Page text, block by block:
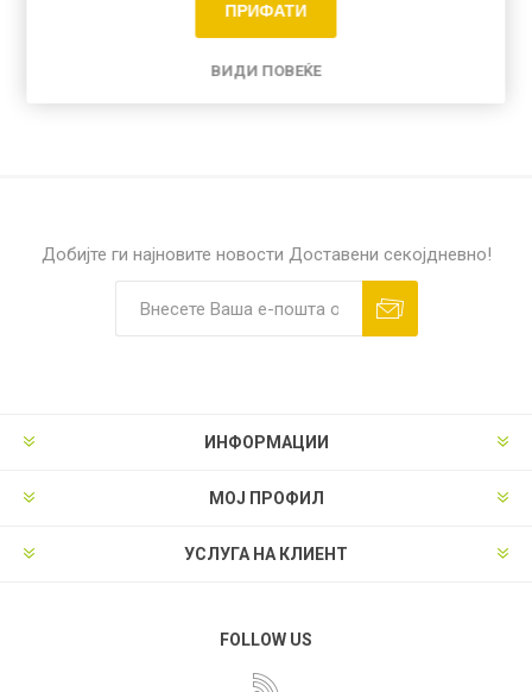
Добијте ги најновите новости Доставени секојдневно!
ИНФОРМАЦИИ
МОЈ ПРОФИЛ
УСЛУГА НА КЛИЕНТ
FOLLOW US
ПРИФАТИ
ВИДИ ПОВЕЌЕ